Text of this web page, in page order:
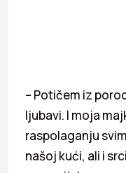
– Potičem iz
ljubavi. I moja
raspolaganju
našoj kući, ali i